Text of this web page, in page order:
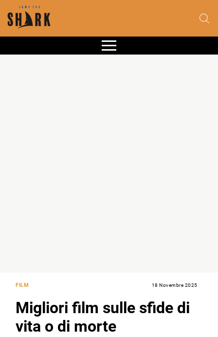
FILM 18 Novembre 2025
Migliori film sulle sfide di
vita o di morte